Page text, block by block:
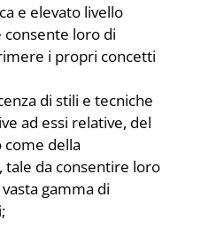
e elevato livello
consente loro di
i propri concetti
di stili e tecniche
ad essi relative, del
della
da consentire loro
gamma di